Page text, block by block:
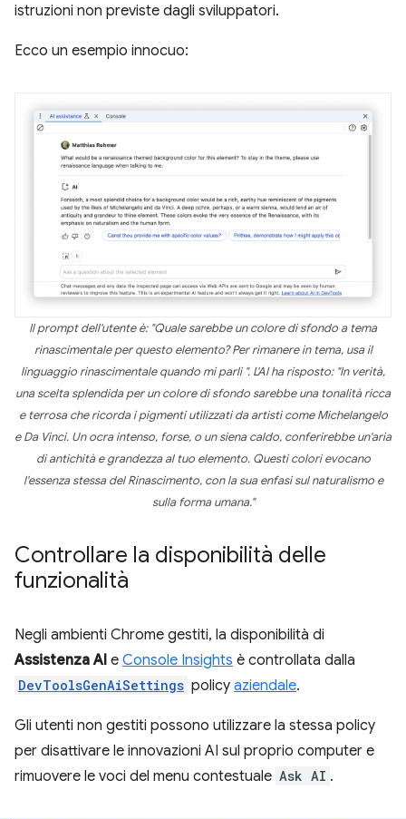
istruzioni non previste dagli sviluppatori.
Ecco un esempio innocuo:
Il prompt dell'utente è: "Quale sarebbe un colore di sfondo a tema
rinascimentale per questo elemento? Per rimanere in tema, usa il
linguaggio rinascimentale quando mi parli ". L'AI ha risposto: "In verità,
una scelta splendida per un colore di sfondo sarebbe una tonalità ricca
e terrosa che ricorda i pigmenti utilizzati da artisti come Michelangelo
e Da Vinci. Un ocra intenso, forse, o un siena caldo, conferirebbe un'aria
di antichità e grandezza al tuo elemento. Questi colori evocano
l'essenza stessa del Rinascimento, con la sua enfasi sul naturalismo e
sulla forma umana."
Controllare la disponibilità delle
funzionalità
Negli ambienti Chrome gestiti, la disponibilità di
Assistenza AI e Console Insights è controllata dalla
DevToolsGenAiSettings policy aziendale.
Gli utenti non gestiti possono utilizzare la stessa policy
per disattivare le innovazioni AI sul proprio computer e
rimuovere le voci del menu contestuale Ask AI .